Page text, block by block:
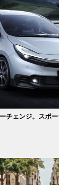
チェンジ。スポ